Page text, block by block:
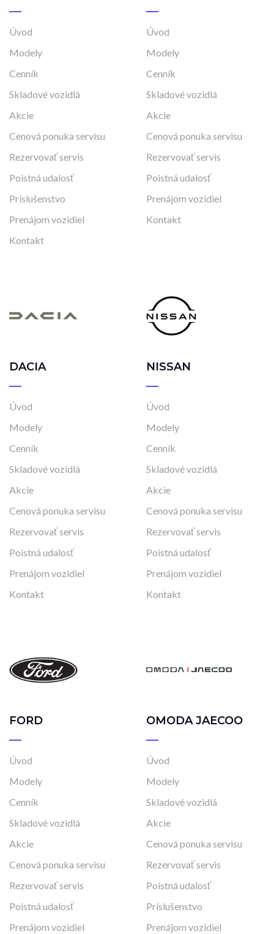
Úvod
Modely
Cenník
Skladové vozidlá
Akcie
Cenová ponuka servisu
Rezervovať servis
Poistná udalosť
Príslušenstvo
Prenájom vozidiel
Kontakt
Úvod
Modely
Cenník
Skladové vozidlá
Akcie
Cenová ponuka servisu
Rezervovať servis
Poistná udalosť
Prenájom vozidiel
Kontakt
DACIA
Úvod
Modely
Cenník
Skladové vozidlá
Akcie
Cenová ponuka servisu
Rezervovať servis
Poistná udalosť
Prenájom vozidiel
Kontakt
NISSAN
Úvod
Modely
Cenník
Skladové vozidlá
Akcie
Cenová ponuka servisu
Rezervovať servis
Poistná udalosť
Prenájom vozidiel
Kontakt
FORD
Úvod
Modely
Cenník
Skladové vozidlá
Akcie
Cenová ponuka servisu
Rezervovať servis
Poistná udalosť
Prenájom vozidiel
OMODA JAECOO
Úvod
Modely
Skladové vozidlá
Akcie
Cenová ponuka servisu
Rezervovať servis
Poistná udalosť
Príslušenstvo
Prenájom vozidiel